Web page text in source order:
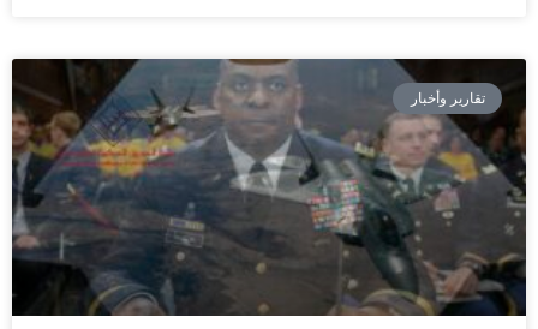
تقارير وأخبار